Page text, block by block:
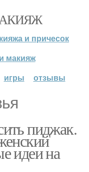
и причесок
макияж
игры отзывы
пиджак.
идеи на